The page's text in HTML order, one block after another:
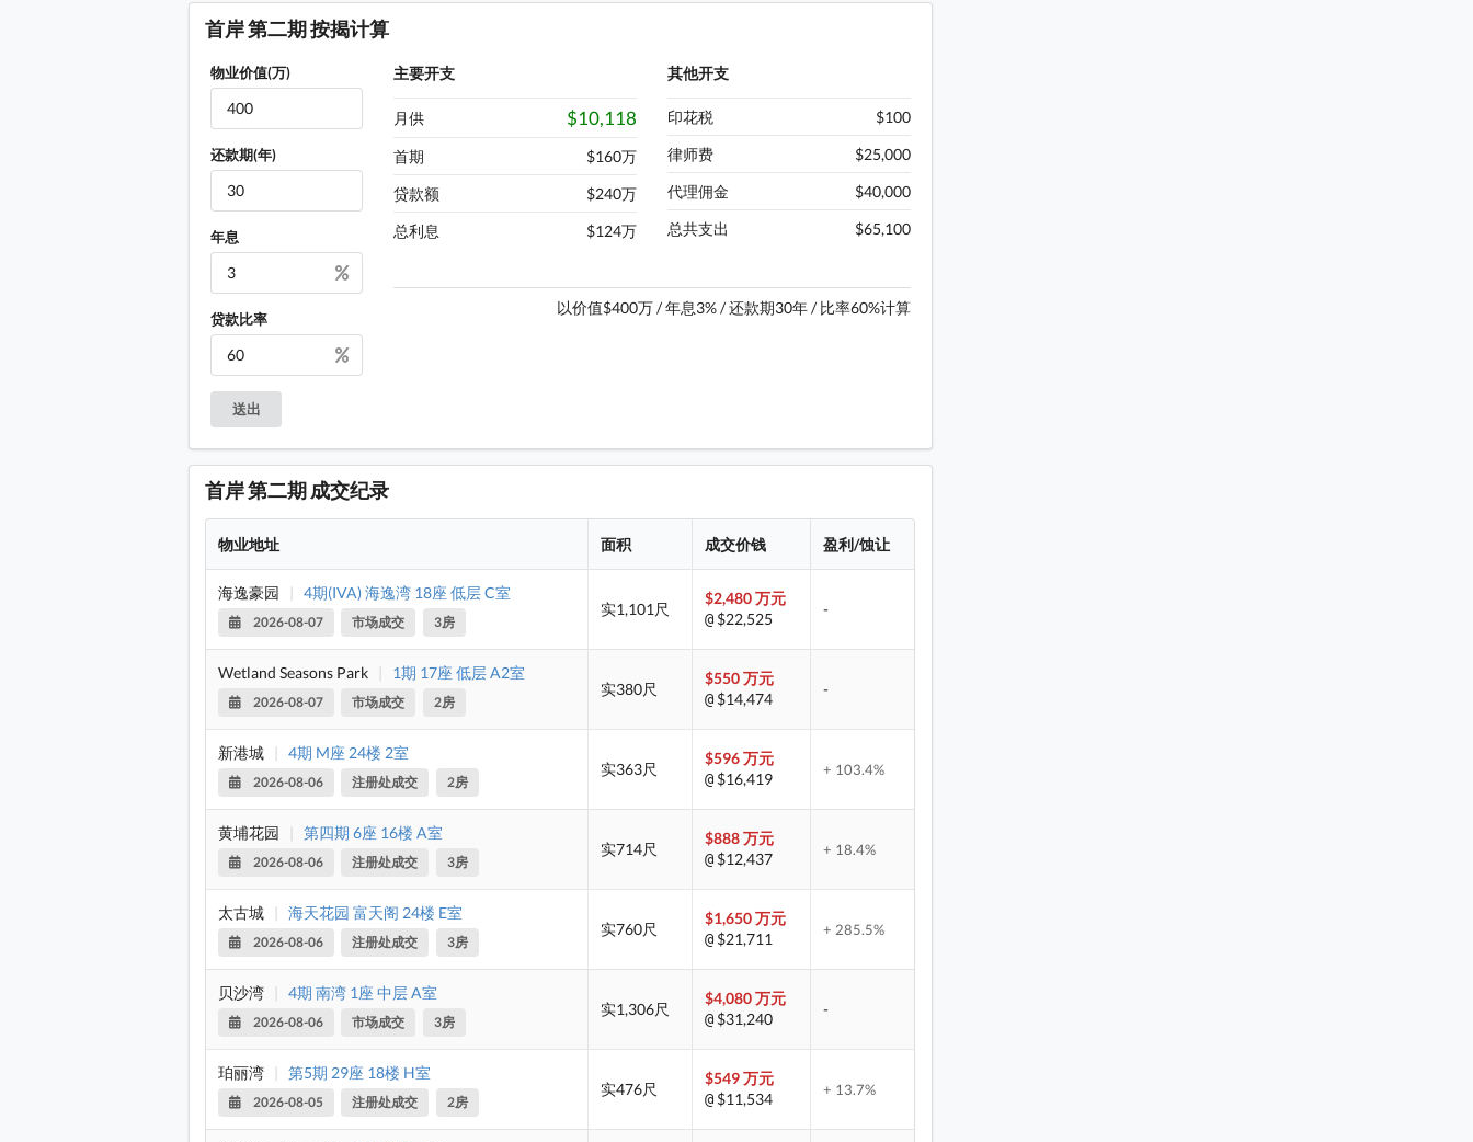
中华基督教会基道中学, 位于崇安街, 距离项目约 450 米
保良局陈丽玲 (百周年) 学校, 位于崇安街, 距离项目约 500 米
高山剧场, 位于高山道, 距离项目约 500 米
土瓜湾道一带设有巴士站, 九巴 (75X,85), 城巴(608)
马头围道一带设有巴士站, 九巴 (3B,5C,5D,11K,12A,21,85P,85X,106,106P), 项目位于绿色箭嘴部分
土瓜湾道一带设有巴士站, 九巴 (11,14,5,5A,5P,26,93K,N121), 城巴(N23,A22)
庇利街设有巴士站, 九巴 (5D,115), 城巴(E23,E23A,N23,A25)
项目外设有的士站 (庇利街)
土瓜湾港铁站 D2 出口, 距离项目约 350 米
土瓜湾港铁站 D2 出口, 距离项目约 350 米
首岸 第二期 按揭计算
物业价值(万)
还款期(年)
年息
贷款比率
送出
主要开支
月供 $10,118
首期
$160万
贷款额
$240万
总利息
$124万
其他开支
印花税
$100
律师费
$25,000
代理佣金
$40,000
总共支出
$65,100
以价值$400万 / 年息3% / 还款期30年 / 比率60%计算
首岸 第二期 成交纪录
物业地址 面积 成交价钱 盈利/蚀让
海逸豪园 | 4期(IVA) 海逸湾 18座 低层 C室
2026-08-07 市场成交 3房
实1,101尺
$2,480 万元
@ $22,525
-
Wetland Seasons Park | 1期 17座 低层 A2室
2026-08-07 市场成交 2房
实380尺
$550 万元
@ $14,474
-
新港城 | 4期 M座 24楼 2室
2026-08-06 注册处成交 2房
实363尺
$596 万元
@ $16,419 + 103.4%
黄埔花园 | 第四期 6座 16楼 A室
2026-08-06 注册处成交 3房
实714尺
$888 万元
@ $12,437 + 18.4%
太古城 | 海天花园 富天阁 24楼 E室
2026-08-06 注册处成交 3房
实760尺
$1,650 万元
@ $21,711 + 285.5%
贝沙湾 | 4期 南湾 1座 中层 A室
2026-08-06 市场成交 3房
实1,306尺
$4,080 万元
@ $31,240
-
珀丽湾 | 第5期 29座 18楼 H室
2026-08-05 注册处成交 2房
实476尺
$549 万元
@ $11,534 + 13.7%